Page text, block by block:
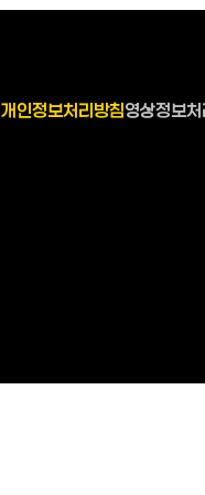
개인정보처리방침영상정보